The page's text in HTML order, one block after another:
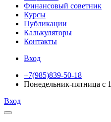
Финансовый советник
Курсы
Публикации
Калькуляторы
Контакты
Вход
+7(985)839-50-18
Понедельник-пятница с
Вход